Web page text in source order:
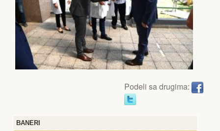
BANERI
Podeli sa drugima: